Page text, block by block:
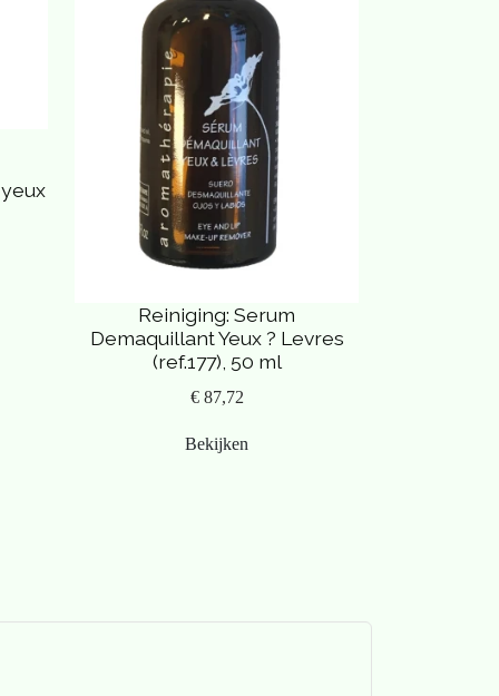
Reiniging: Serum
Demaquillant Yeux ? Levres
(ref.177), 50 ml
€ 87,72
Bekijken